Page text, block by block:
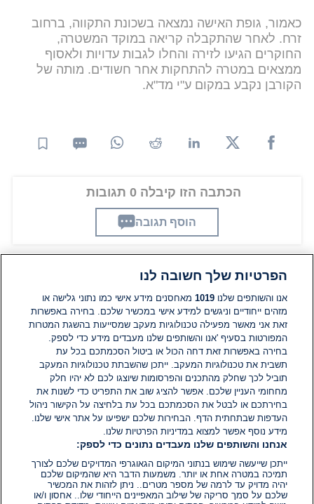
כאמור, גופת האישה נמצאה בשכונת התקווה, ברחוב
זרח. לאחר שהתקבלה קריאה במוקד המשטרה,
החוקרים הגיעו לזירה והחלו לגבות עדויות ולאסוף
ממצאים במטרה להתחקות אחר חשודים. מותה של
הקורבן נקבע במקום ע"י מד"א.
הכתבה הזו קיבלה 0 תגובות
הוסף תגובה
תגובות
אין עדיין תגובות. היה הראשון להגיב
הוסף תגובה
הפרטיות שלך חשובה לנו
אנו והשותפים שלנו1019 מאחסנים מידע אישי כמו נתוני גלישה או
מזהים ייחודיים וניגשים למידע אישי במכשיר שלכם. בחירה באפשרות
זאת אני מאשר מפעילה טכנולוגיות מעקב שמסייעות בהשגת המטרות
המפורטות בסעיף 'אנו והשותפים שלנו מעבדים מידע כדי לספק.
בחירה באפשרות זאת דחה הכול או ביטול הסכמתכם בכל עת
תשבית את טכנולוגיות המעקב. ייתכן שהשבתת טכנולוגיות המעקב
תוביל לכך שחלק מהתכנים והפרסומות שיוצגו לכם לא יהיו חלק
מחחומי העניין שלכם. אפשר להציג שוב את התפריט כדי לשנות את
בחירתכם או לבטל את הסכמתכם בכל עת בלחיצה על הקישור ניהול
העדפות שבתחתית הדף. הבחירות שלכם ישפיעו על אתר אישי שלנו.
מידע נוסף אפשר למצוא במדיניות הפרטיות שלנו.
אנחנו והשותפים שלנו מעבדים נתונים כדי לספק:
ייתכן שייעשה שימוש בנתוני המיקום הגאוגרפי המדויקים שלכם לצורך
תמיכה במטרה אחת או יותר. משמעות הדבר היא שהמיקום שלכם
יהיה מדויק עד לרמה של מספר מטרים.. ניתן לזהות את המכשיר
שלכם על סמך סריקה של שילוב המאפיינים הייחודי שלו.. אחסון ו/או